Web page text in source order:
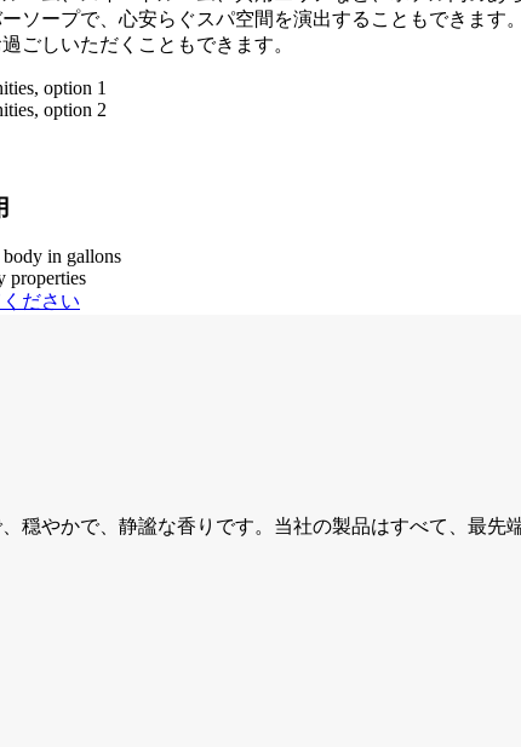
ープで、心安らぐスパ空間を演出することもできます
ごしいただくこともできます。
ださい
穏やかで、静謐な香りです。当社の製品はすべて、最先